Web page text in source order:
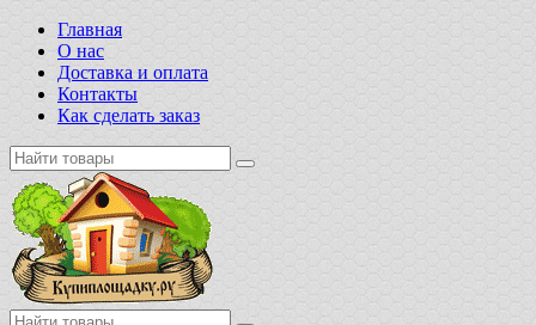
Главная
О нас
Доставка и оплата
Контакты
Как сделать заказ